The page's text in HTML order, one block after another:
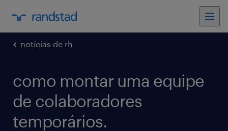
notícias de rh
como montar uma equipe
de colaboradores
temporários.